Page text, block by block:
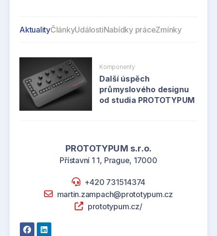
AktualityČlánkyUdálostiNabídky práceZmínky
Komponenty
Další úspěch
průmyslového designu
od studia PROTOTYPUM
PROTOTYPUM s.r.o.
Přístavní 1 1, Prague, 17000
+420 731514374
martin.zampach@prototypum.cz
prototypum.cz/